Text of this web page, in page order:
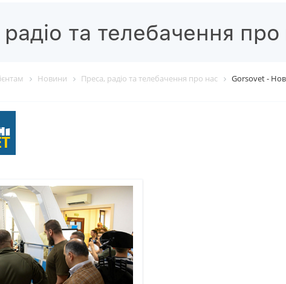
та телебачення про
Новини Преса, радіо та телебачення про нас Gorsovet -